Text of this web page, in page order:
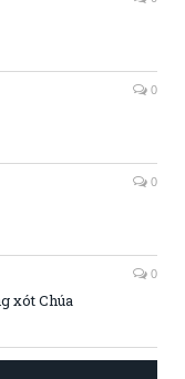
0
0
0
xót Chúa